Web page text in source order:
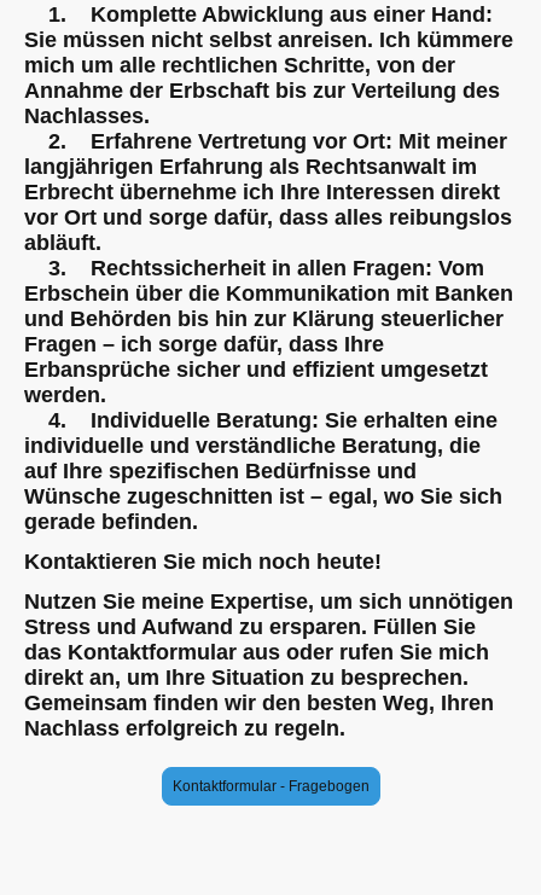
1. Komplette Abwicklung aus einer Hand:
Sie müssen nicht selbst anreisen. Ich kümmere
mich um alle rechtlichen Schritte, von der
Annahme der Erbschaft bis zur Verteilung des
Nachlasses.
2. Erfahrene Vertretung vor Ort: Mit meiner
langjährigen Erfahrung als Rechtsanwalt im
Erbrecht übernehme ich Ihre Interessen direkt
vor Ort und sorge dafür, dass alles reibungslos
abläuft.
3. Rechtssicherheit in allen Fragen: Vom
Erbschein über die Kommunikation mit Banken
und Behörden bis hin zur Klärung steuerlicher
Fragen – ich sorge dafür, dass Ihre
Erbansprüche sicher und effizient umgesetzt
werden.
4. Individuelle Beratung: Sie erhalten eine
individuelle und verständliche Beratung, die
auf Ihre spezifischen Bedürfnisse und
Wünsche zugeschnitten ist – egal, wo Sie sich
gerade befinden.
Kontaktieren Sie mich noch heute!
Nutzen Sie meine Expertise, um sich unnötigen
Stress und Aufwand zu ersparen. Füllen Sie
das Kontaktformular aus oder rufen Sie mich
direkt an, um Ihre Situation zu besprechen.
Gemeinsam finden wir den besten Weg, Ihren
Nachlass erfolgreich zu regeln.
Kontaktformular - Fragebogen